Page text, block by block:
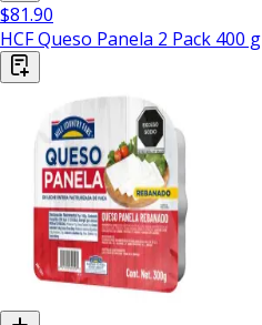
$81.90
HCF Queso Panela 2 Pack 400 g